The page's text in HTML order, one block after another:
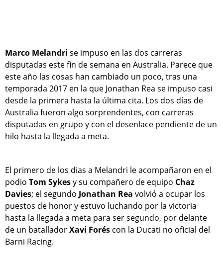
Marco Melandri se impuso en las dos carreras
disputadas este fin de semana en Australia. Parece que
este año las cosas han cambiado un poco, tras una
temporada 2017 en la que Jonathan Rea se impuso casi
desde la primera hasta la última cita. Los dos días de
Australia fueron algo sorprendentes, con carreras
disputadas en grupo y con el desenlace pendiente de un
hilo hasta la llegada a meta.
El primero de los dias a Melandri le acompañaron en el
podio Tom Sykesy su compañero de equipo Chaz
Davies; el segundo Jonathan Rea volvió a ocupar los
puestos de honor y estuvo luchando por la victoria
hasta la llegada a meta para ser segundo, por delante
de un batalladorXavi Forés con la Ducati no oficial del
Barni Racing.